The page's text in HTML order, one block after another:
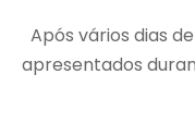
Após vários dias
apresentados